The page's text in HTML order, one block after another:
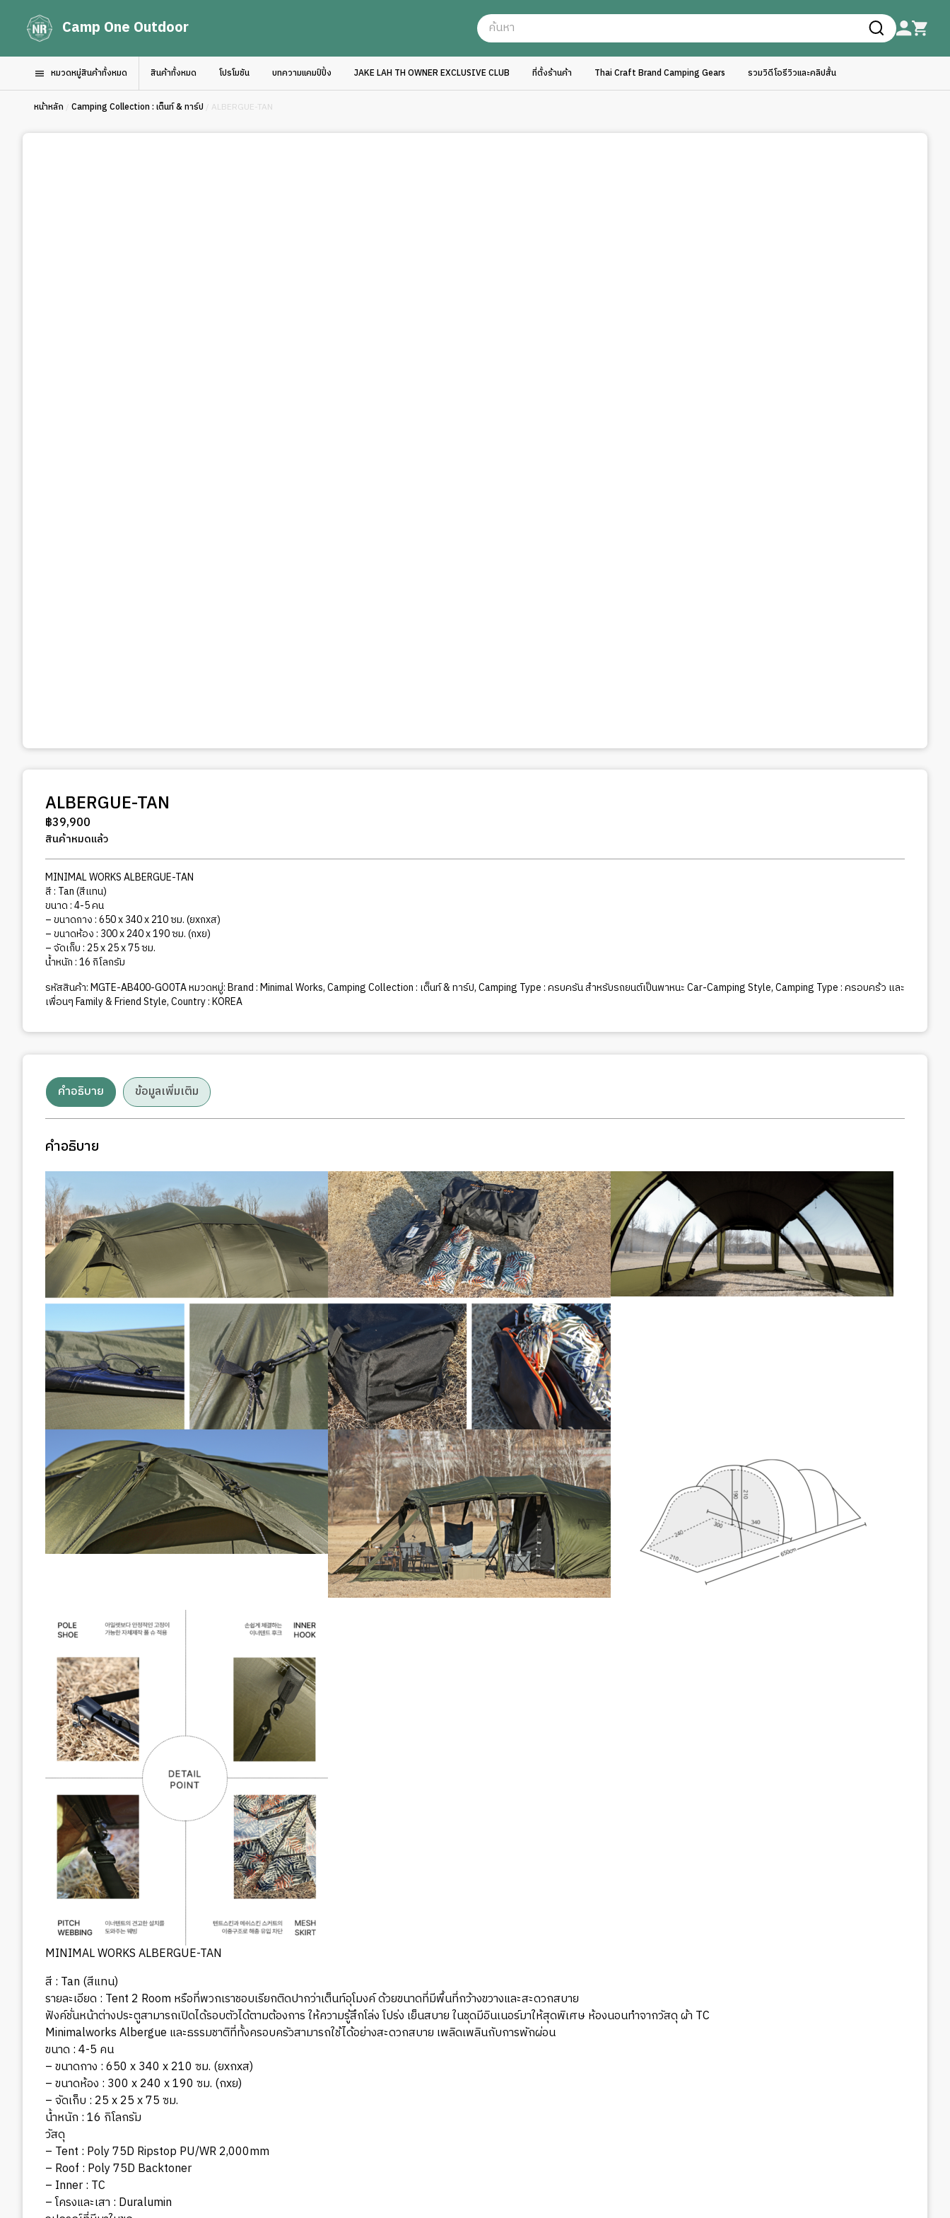
Camp One Outdoor
หมวดหมู่สินค้าทั้งหมด สินค้าทั้งหมด โปรโมชัน บทความแคมป์ปิ้ง JAKE LAH TH OWNER EXCLUSIVE CLUB ที่ตั้งร้านค้า Thai Craft Brand Camping Gears รวมวิดีโอรีวิวและคลิปสั้น
หน้าหลัก / Camping Collection : เต็นท์ & ทาร์ป / ALBERGUE-TAN
ALBERGUE-TAN
฿39,900
สินค้าหมดแล้ว
MINIMAL WORKS ALBERGUE-TAN
สี : Tan (สีแทน)
ขนาด : 4-5 คน
– ขนาดกาง : 650 x 340 x 210 ซม. (ยxกxส)
– ขนาดห้อง : 300 x 240 x 190 ซม. (กxย)
– จัดเก็บ : 25 x 25 x 75 ซม.
น้ำหนัก : 16 กิโลกรัม
รหัสสินค้า:MGTE-AB400-GO0TAหมวดหมู่:Brand : Minimal Works,Camping Collection : เต็นท์ & ทาร์ป,Camping Type : ครบครัน สำหรับรถยนต์เป็นพาหนะ Car-Camping Style,Camping Type : ครอบคร้ว และ
เพื่อนๆ Family & Friend Style,Country : KOREA
คำอธิบาย ข้อมูลเพิ่มเติม
คำอธิบาย
MINIMAL WORKS ALBERGUE-TAN
สี : Tan (สีแทน)
รายละเอียด : Tent 2 Room หรือที่พวกเราชอบเรียกติดปากว่าเต็นท์อุโมงค์ ด้วยขนาดที่มีพื้นที่กว้างขวางและสะดวกสบาย
ฟังค์ชั่นหน้าต่างประตูสามารถเปิดได้รอบตัวได้ตามต้องการ ให้ความรู้สึกโล่ง โปร่ง เย็นสบาย ในชุดมีอินเนอร์มาให้สุดพิเศษ ห้องนอนทำจากวัสดุ ผ้า TC
Minimalworks Albergue และธรรมชาติที่ทั้งครอบครัวสามารถใช้ได้อย่างสะดวกสบาย เพลิดเพลินกับการพักผ่อน
ขนาด : 4-5 คน
– ขนาดกาง : 650 x 340 x 210 ซม. (ยxกxส)
– ขนาดห้อง : 300 x 240 x 190 ซม. (กxย)
– จัดเก็บ : 25 x 25 x 75 ซม.
น้ำหนัก : 16 กิโลกรัม
วัสดุ
– Tent : Poly 75D Ripstop PU/WR 2,000mm
– Roof : Poly 75D Backtoner
– Inner : TC
– โครงและเสา : Duralumin